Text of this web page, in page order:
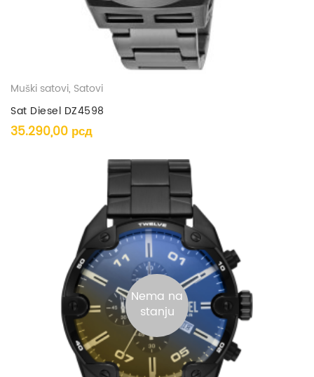
Muški satovi, Satovi
Sat Diesel DZ4598
35.290,00 рсд
Nema na
stanju